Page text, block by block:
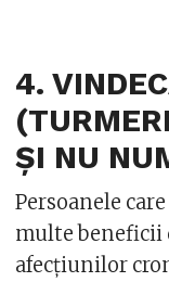
4.
ȘI NU
Persoanele
multe beneficii
afecțiunilor